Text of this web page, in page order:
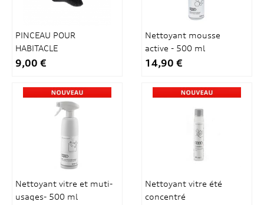
PINCEAU POUR
HABITACLE
9,00 €
Nettoyant mousse
active - 500 ml
14,90 €
Nettoyant vitre et muti-
usages- 500 ml
Nettoyant vitre été
concentré